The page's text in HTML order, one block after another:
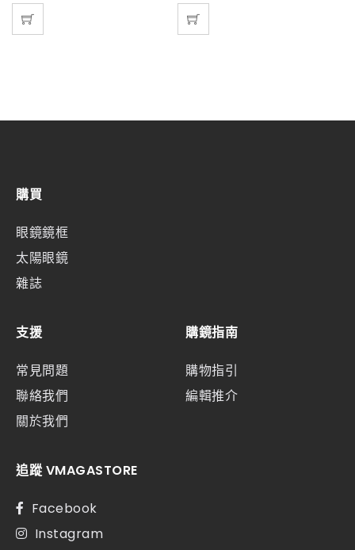
購買
眼鏡鏡框
太陽眼鏡
雜誌
支援
常見問題
聯絡我們
關於我們
購鏡指南
購物指引
編輯推介
追蹤 VMAGASTORE
Facebook
Instagram